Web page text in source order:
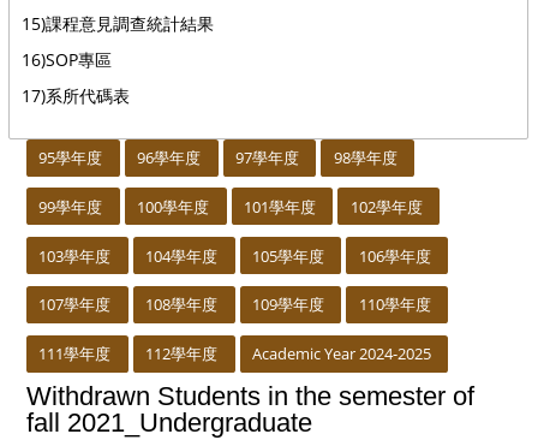
15)課程意見調查統計結果
16)SOP專區
17)系所代碼表
95學年度 96學年度 97學年度 98學年度
99學年度 100學年度 101學年度 102學年度
103學年度 104學年度 105學年度 106學年度
107學年度 108學年度 109學年度 110學年度
111學年度 112學年度 Academic Year 2024-2025
Withdrawn Students in the semester of
fall 2021_Undergraduate